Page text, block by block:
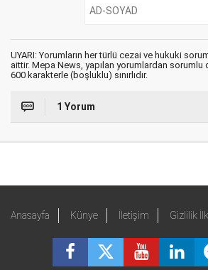
UYARI: Yorumların her türlü cezai ve hukuki
aittir. Mepa News, yapılan yorumlardan sorumlu
600 karakterle (boşluklu) sınırlıdır.
1 Yorum
Anasayfa Künye İletişim Gizlilik